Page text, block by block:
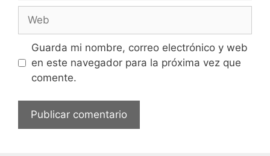
Guarda mi nombre, correo electrónico y web
en este navegador para la próxima vez que
comente.